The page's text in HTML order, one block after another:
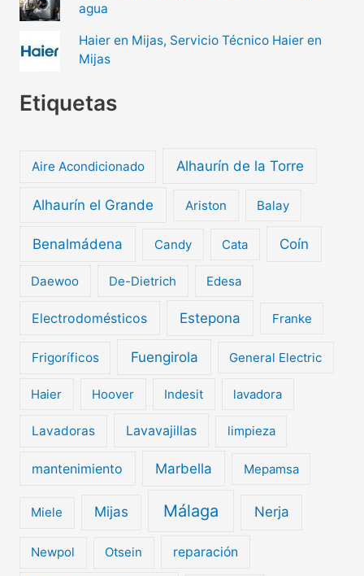
agua
Haier en Mijas, Servicio Técnico Haier en
Mijas
Etiquetas
Aire Acondicionado Alhaurín de la Torre
Alhaurín el Grande Ariston Balay
Benalmádena Candy Cata Coín
Daewoo De-Dietrich Edesa
Electrodomésticos Estepona Franke
Frigoríficos Fuengirola General Electric
Haier Hoover Indesit lavadora
Lavadoras Lavavajillas limpieza
mantenimiento Marbella Mepamsa
Miele Mijas Málaga Nerja
Newpol Otsein reparación